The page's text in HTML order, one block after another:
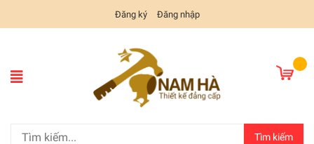
Đăng ký Đăng nhập
Tìm kiếm